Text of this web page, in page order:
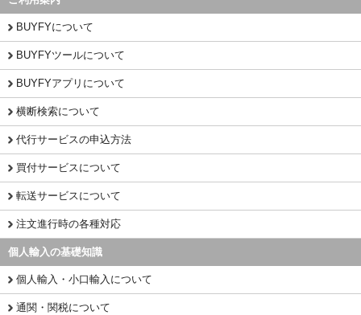
BUYFYについて
BUYFYツールについて
BUYFYアプリについて
横断検索について
代行サービスの申込方法
買付サービスについて
転送サービスについて
注文進行時の各種対応
個人輸入の基礎知識
個人輸入・小口輸入について
通関・関税について